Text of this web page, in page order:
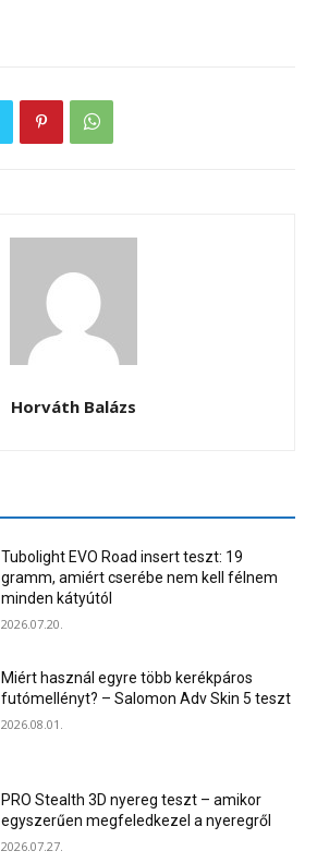
Horváth Balázs
Tubolight EVO Road insert teszt: 19
gramm, amiért cserébe nem kell félnem
minden kátyútól
2026.07.20.
Miért használ egyre több kerékpáros
futómellényt? – Salomon Adv Skin 5 teszt
2026.08.01.
PRO Stealth 3D nyereg teszt – amikor
egyszerűen megfeledkezel a nyeregről
2026.07.27.